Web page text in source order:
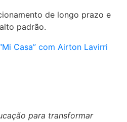
de longo prazo e
padrão.
Casa” com Airton Lavirri
para transformar